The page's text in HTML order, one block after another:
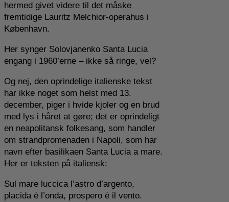
hermed givet videre til det måske
fremtidige Lauritz Melchior-operahus i
København.
Her synger Solovjanenko Santa Lucia
engang i 1960’erne – ikke så ringe, vel?
Og nej, den oprindelige italienske tekst
har ikke noget som helst med 13.
december, piger i hvide kjoler og en brud
med lys i håret at gøre; det er oprindeligt
en neapolitansk folkesang, som handler
om strandpromenaden i Napoli, som har
navn efter basilikaen Santa Lucia a mare.
Her er teksten på italiensk:
Sul mare luccica l’astro d’argento,
placida è l’onda, prospero è il vento.